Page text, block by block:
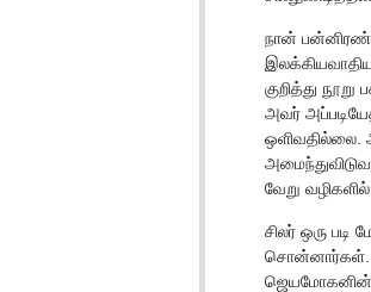
நான்
குறித்து
அவர்
ஒளிவதில்லை.
வேறு
சிலர் ஒரு
சொன்னார்கள்.
ஜெயமோகனின்